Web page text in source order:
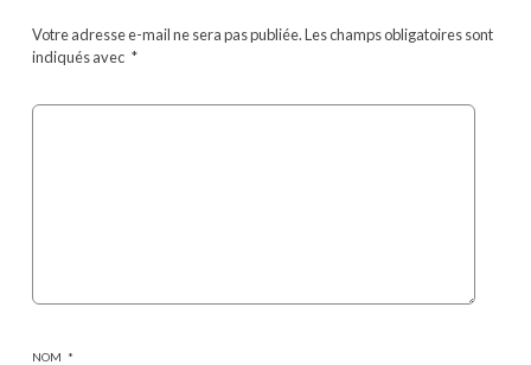
Votre adresse e-mail ne sera pas publiée.Les champs obligatoires sont
indiqués avec *
NOM *